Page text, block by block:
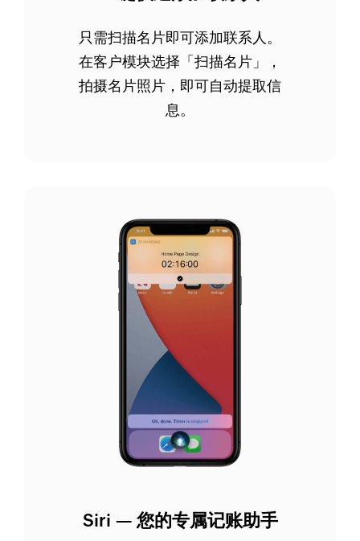
只需扫描名片即可添加联系人。
在客户模块选择「扫描名片」，
拍摄名片照片，即可自动提取信
息。
Siri — 您的专属记账助手